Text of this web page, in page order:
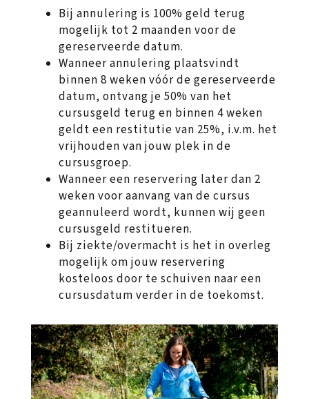
Bij annulering is 100% geld terug
mogelijk tot 2 maanden voor de
gereserveerde datum.
Wanneer annulering plaatsvindt
binnen 8 weken vóór de gereserveerde
datum, ontvang je 50% van het
cursusgeld terug en binnen 4 weken
geldt een restitutie van 25%, i.v.m. het
vrijhouden van jouw plek in de
cursusgroep.
Wanneer een reservering later dan 2
weken voor aanvang van de cursus
geannuleerd wordt, kunnen wij geen
cursusgeld restitueren.
Bij ziekte/overmacht is het in overleg
mogelijk om jouw reservering
kosteloos door te schuiven naar een
cursusdatum verder in de toekomst.